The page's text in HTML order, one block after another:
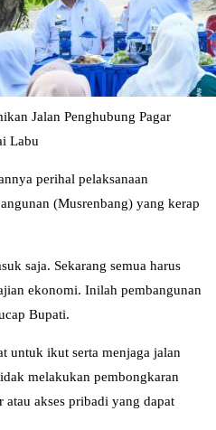
Jalan Penghubung Pagar
Labu
perihal pelaksanaan
(Musrenbang) yang kerap
saja. Sekarang semua harus
ekonomi. Inilah pembangunan
Bupati.
untuk ikut serta menjaga jalan
melakukan pembongkaran
akses pribadi yang dapat